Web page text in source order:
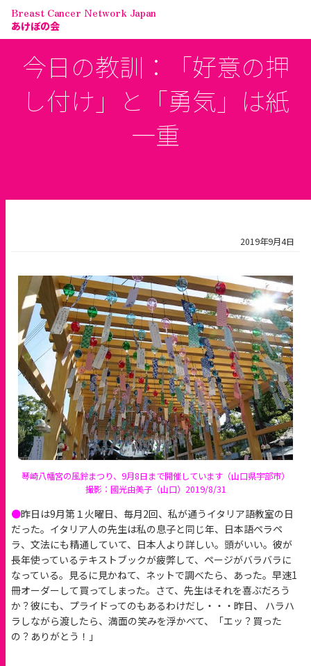
Breast Cancer Network Japan
あけぼの会
今日の教訓：「好意の押
し付け」と「勇気」は紙
一重
2019年9月4日
琴崎八幡宮の風鈴まつり、9月8日まで開催しています（山口県宇部市）
撮影：國光由美子（山口）2019/8/31
●昨日は9月第１火曜日、毎月2回、私が通うイタリア語教室の日
だった。イタリア人の先生は私の息子と同じ年、日本語ペラペ
ラ、文法にも精通していて、日本人より詳しい。頭がいい。彼が
長年使っているテキストブックが疲弊して、ページがバラバラに
なっている。見るに見かねて、ネットで調べたら、あった。早速1
冊オーダーして買ってしまった。さて、先生はそれを喜ぶだろう
か？彼にも、プライドってのもあるわけだし・・・昨日、 ハラハ
ラしながら渡したら、満面の笑みを浮かべて、「エッ？買った
の？ありがとう！」